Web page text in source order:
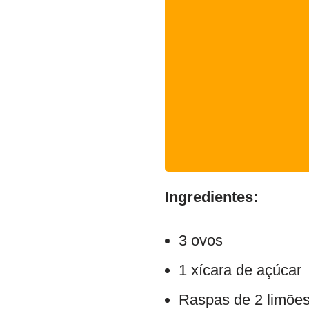
Ingredientes:
3 ovos
1 xícara de açúcar
Raspas de 2